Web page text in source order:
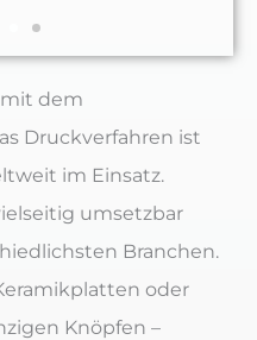
dem
Druckverfahren ist
im Einsatz.
umsetzbar
Branchen.
oder
Knöpfen –